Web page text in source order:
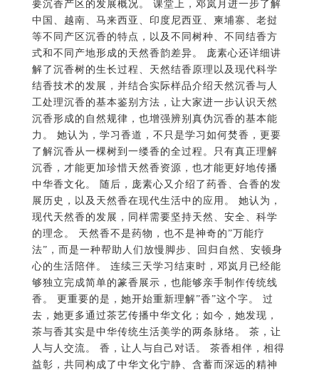
要沉香产区的发展概况。 课堂上，邓岚月进一步了解
中国、越南、马来西亚、印度尼西亚、柬埔寨、老挝
等不同产区沉香的特点，以及不同树种、不同结香方
式和不同产地形成的天然香韵差异。 庞素心还详细讲
解了沉香树的生长过程、天然结香原理以及现代科学
结香技术的发展，并结合实际样品介绍天然沉香与人
工处理沉香的基本鉴别方法，让大家进一步认识天然
沉香形成的自然规律，也增强辨别真伪沉香的基本能
力。 她认为，学习香道，不只是学习如何焚香，更要
了解沉香从一棵树到一缕香的全过程。只有真正理解
沉香，才能更加珍惜天然香资源，也才能更好地传播
中华香文化。 随后，庞素心又介绍了药香、合香的发
展历史，以及天然香在现代生活中的应用。 她认为，
现代天然香的发展，同样需要坚持天然、安全、科学
的理念。 天然香不是药物，也不是神奇的”万能疗
法”，而是一种帮助人们放慢脚步、回归自然、安顿身
心的生活陪伴。 连续三天学习结束时，邓岚月已经能
够独立完成简单的篆香展示，也能够亲手制作传统线
香。 更重要的是，她开始重新理解”香”这个字。 过
去，她更多通过茶艺传播中华文化；如今，她发现，
茶与香其实是中华传统生活美学的两条脉络。 茶，让
人与人交流。 香，让人与自己对话。 茶香相伴，相得
益彰，共同构成了中华文化宁静、含蓄而深远的精神